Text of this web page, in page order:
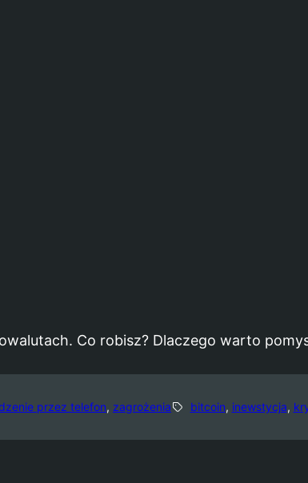
Co robisz? Dlaczego warto
przez telefon, zagrożenia bitcoin, inewstycja,